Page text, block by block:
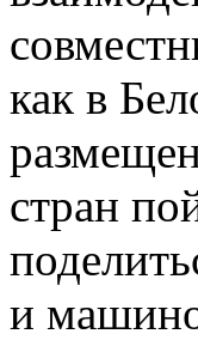
как в
стран
и